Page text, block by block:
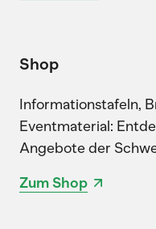
Shop
Informationstafeln,
Eventmaterial:
Angebote der
Zum Shop